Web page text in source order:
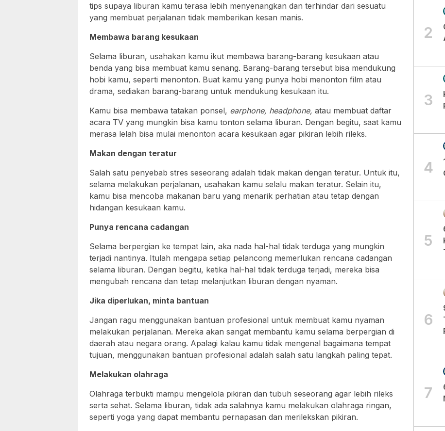
tips supaya liburan kamu terasa lebih menyenangkan dan terhindar dari sesuatu
yang membuat perjalanan tidak memberikan kesan manis.
Membawa barang kesukaan
Selama liburan, usahakan kamu ikut membawa barang-barang kesukaan atau
benda yang bisa membuat kamu senang. Barang-barang tersebut bisa mendukung
hobi kamu, seperti menonton. Buat kamu yang punya hobi menonton film atau
drama, sediakan barang-barang untuk mendukung kesukaan itu.
Kamu bisa membawa tatakan ponsel, earphone, headphone, atau membuat daftar
acara TV yang mungkin bisa kamu tonton selama liburan. Dengan begitu, saat kamu
merasa lelah bisa mulai menonton acara kesukaan agar pikiran lebih rileks.
Makan dengan teratur
Salah satu penyebab stres seseorang adalah tidak makan dengan teratur. Untuk itu,
selama melakukan perjalanan, usahakan kamu selalu makan teratur. Selain itu,
kamu bisa mencoba makanan baru yang menarik perhatian atau tetap dengan
hidangan kesukaan kamu.
Punya rencana cadangan
Selama berpergian ke tempat lain, aka nada hal-hal tidak terduga yang mungkin
terjadi nantinya. Itulah mengapa setiap pelancong memerlukan rencana cadangan
selama liburan. Dengan begitu, ketika hal-hal tidak terduga terjadi, mereka bisa
mengubah rencana dan tetap melanjutkan liburan dengan nyaman.
Jika diperlukan, minta bantuan
Jangan ragu menggunakan bantuan profesional untuk membuat kamu nyaman
melakukan perjalanan. Mereka akan sangat membantu kamu selama berpergian di
daerah atau negara orang. Apalagi kalau kamu tidak mengenal bagaimana tempat
tujuan, menggunakan bantuan profesional adalah salah satu langkah paling tepat.
Melakukan olahraga
Olahraga terbukti mampu mengelola pikiran dan tubuh seseorang agar lebih rileks
serta sehat. Selama liburan, tidak ada salahnya kamu melakukan olahraga ringan,
seperti yoga yang dapat membantu pernapasan dan merilekskan pikiran.
2
3
4
5
6
7